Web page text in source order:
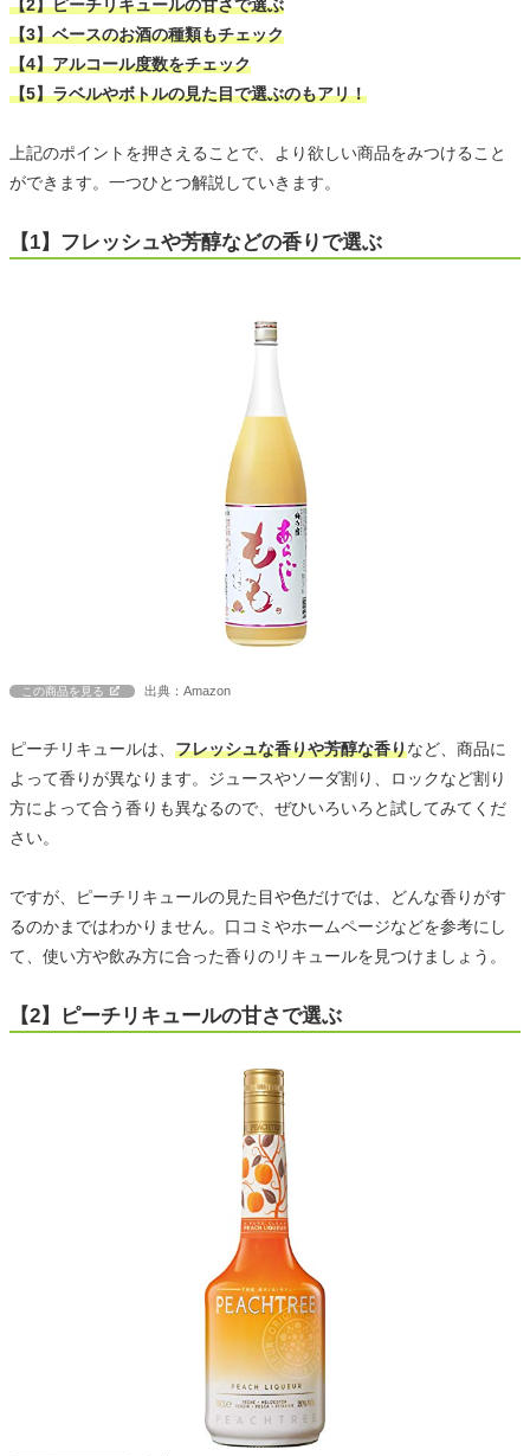
【2】ピーチリキュールの甘さで選ぶ
【3】ベースのお酒の種類もチェック
【4】アルコール度数をチェック
【5】ラベルやボトルの見た目で選ぶのもアリ！
上記のポイントを押さえることで、より欲しい商品をみつけること
ができます。一つひとつ解説していきます。
【1】フレッシュや芳醇などの香りで選ぶ
この商品を見る 出典：Amazon
ピーチリキュールは、 フレッシュな香りや芳醇な香りなど、商品に
よって香りが異なります。ジュースやソーダ割り、ロックなど割り
方によって合う香りも異なるので、ぜひいろいろと試してみてくだ
さい。
ですが、ピーチリキュールの見た目や色だけでは、どんな香りがす
るのかまではわかりません。口コミやホームページなどを参考にし
て、使い方や飲み方に合った香りのリキュールを見つけましょう。
【2】ピーチリキュールの甘さで選ぶ